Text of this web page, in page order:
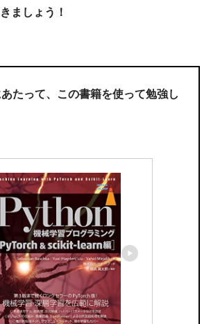
ましょう！
たって、この書籍を使って勉強し